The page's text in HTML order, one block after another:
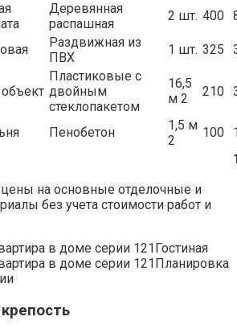
Деревянная
распашная
2 шт. 400
Раздвижная из
ПВХ
1 шт. 325
Пластиковые с
двойным
стеклопакетом
16,5
м 2
210
Пенобетон
1,5 м
2
100
цены на основные отделочные и
без учета стоимости работ и
Гостиная
Планировка